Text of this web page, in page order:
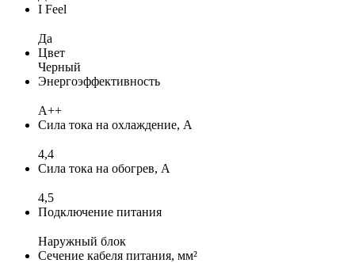
I Feel
Да
Цвет
Черный
Энергоэффективность
A++
Сила тока на охлаждение, А
4,4
Сила тока на обогрев, А
4,5
Подключение питания
Наружный блок
Сечение кабеля питания, мм²